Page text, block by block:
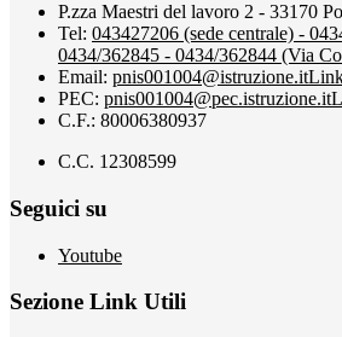
P.zza Maestri del lavoro 2 - 33170
Tel: 043427206 (sede centrale) -
0434/362845 - 0434/362844 (Via
Email: pnis001004@istruzione.it
PEC: pnis001004@pec.istruzione.it
C.F.: 80006380937
C.C. 12308599
Seguici su
Youtube
Sezione Link Utili